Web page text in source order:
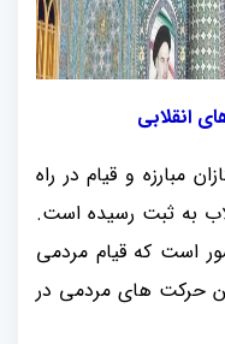
انقلابی
مبارزه و قیام در راه
به ثبت رسیده است.
است که قیام مردمی
آغاز کرد و این حرکت های مردمی در